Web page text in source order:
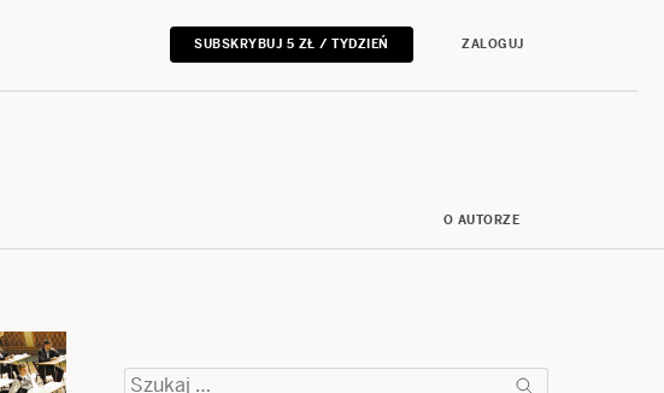
SUBSKRYBUJ 5 ZŁ / TYDZIEŃ ZALOGUJ
O AUTORZE
Szukaj: